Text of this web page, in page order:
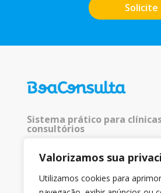
Valorizamos sua
Utilizamos cookies para
Sistema prático para
consultórios
© 2025 Todos os direitos